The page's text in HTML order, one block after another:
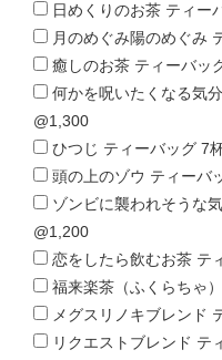
日めくりのお茶 ティー
月のめぐみ陽のめぐみ
癒しのお茶 ティーバッ
何かを呪いたくなる気
@1,300
ひつじ ティーバッグ 7
頭の上のゾウ ティーバ
ゾンビに襲われそうな
@1,200
恋をしたら飲むお茶 テ
福来楽茶（ふくらちゃ
メグスリノキブレンド
リクエストブレンド テ